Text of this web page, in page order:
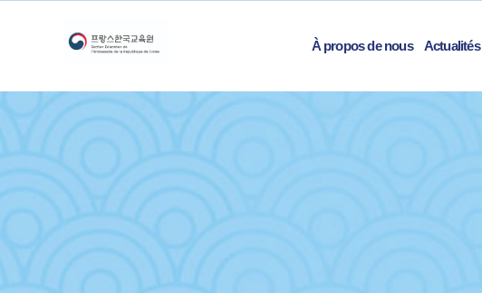
À propos de nous Actualités